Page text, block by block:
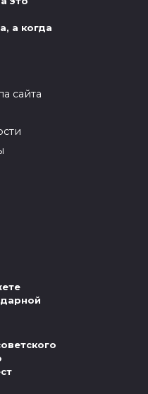
а когда
сайта